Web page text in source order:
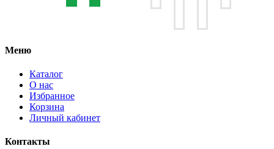
Меню
Каталог
О нас
Избранное
Корзина
Личный кабинет
Контакты